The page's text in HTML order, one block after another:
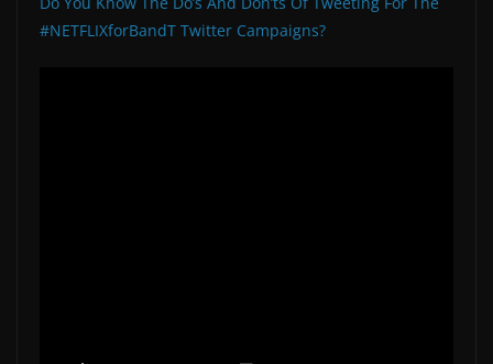
#NETFLIXforBandT Twitter Campaigns?